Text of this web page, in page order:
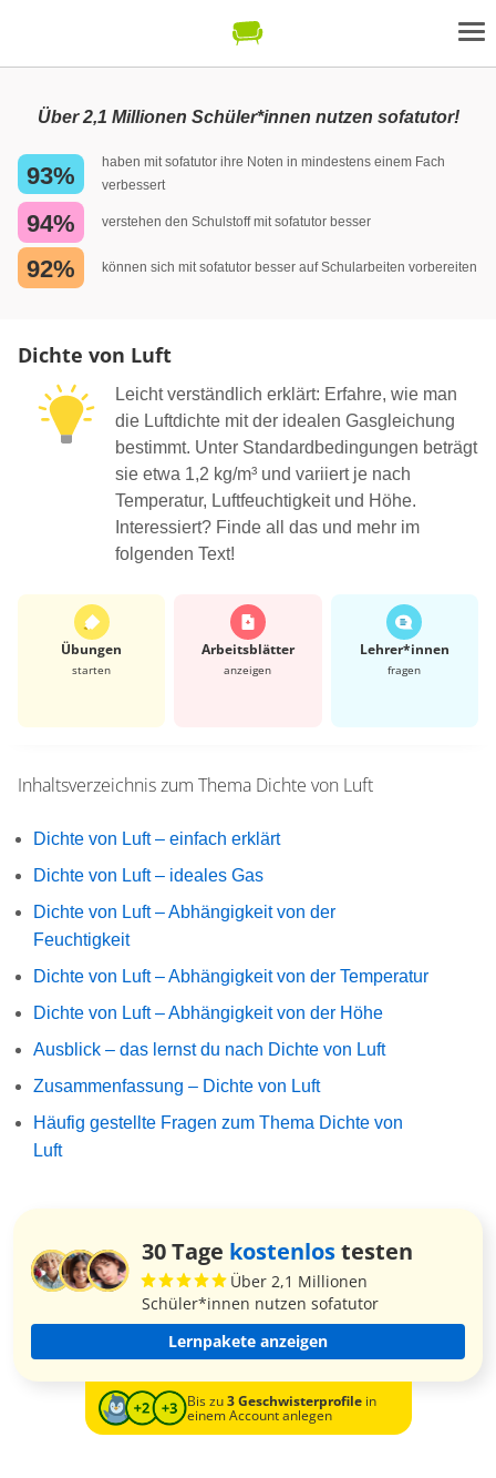
Über 2,1 Millionen Schüler*innen nutzen sofatutor!
93%
haben mit sofatutor ihre Noten in mindestens einem Fach
verbessert
94% verstehen den Schulstoff mit sofatutor besser
92% können sich mit sofatutor besser auf Schularbeiten vorbereiten
Dichte von Luft
Leicht verständlich erklärt: Erfahre, wie man
die Luftdichte mit der idealen Gasgleichung
bestimmt. Unter Standardbedingungen beträgt
sie etwa 1,2 kg/m³ und variiert je nach
Temperatur, Luftfeuchtigkeit und Höhe.
Interessiert? Finde all das und mehr im
folgenden Text!
Übungen
starten
Arbeits­blätter
anzeigen
Lehrer*​innen
fragen
Inhaltsverzeichnis zum Thema Dichte von Luft
Dichte von Luft – einfach erklärt
Dichte von Luft – ideales Gas
Dichte von Luft – Abhängigkeit von der
Feuchtigkeit
Dichte von Luft – Abhängigkeit von der Temperatur
Dichte von Luft – Abhängigkeit von der Höhe
Ausblick – das lernst du nach Dichte von Luft
Zusammenfassung – Dichte von Luft
Häufig gestellte Fragen zum Thema Dichte von
Luft
30 Tage kostenlostesten
Über 2,1 Millionen
Schüler*innen nutzen sofatutor
Lernpakete anzeigen
Bis zu3 Geschwisterprofilein
einem Account anlegen